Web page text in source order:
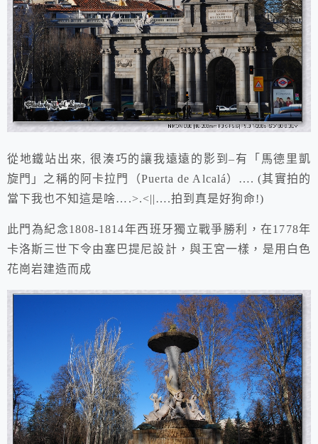
從地鐵站出來, 很湊巧的讓我遠遠的 影到–有「馬德里凱
旋門」之稱的 阿卡拉門（Puerta de Alcalá）…. (其實拍的
當下我也不知這是啥….>.<||….拍到真是好狗命!)
此門 為紀念1808-1814年西班牙獨立戰爭勝利 ，在1778年
卡洛斯三世下令由塞巴提尼設計， 與王宮一樣，是用白色
花崗岩建造而成